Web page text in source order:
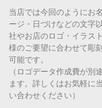
当店では今回のようにお
ージ・日づけなどの文字
社やお店のロゴ・イラス
様のご要望に合わせて彫
可能です。
（ロゴデータ作成費が別
ます。詳しくはお気軽に
い合わせください）